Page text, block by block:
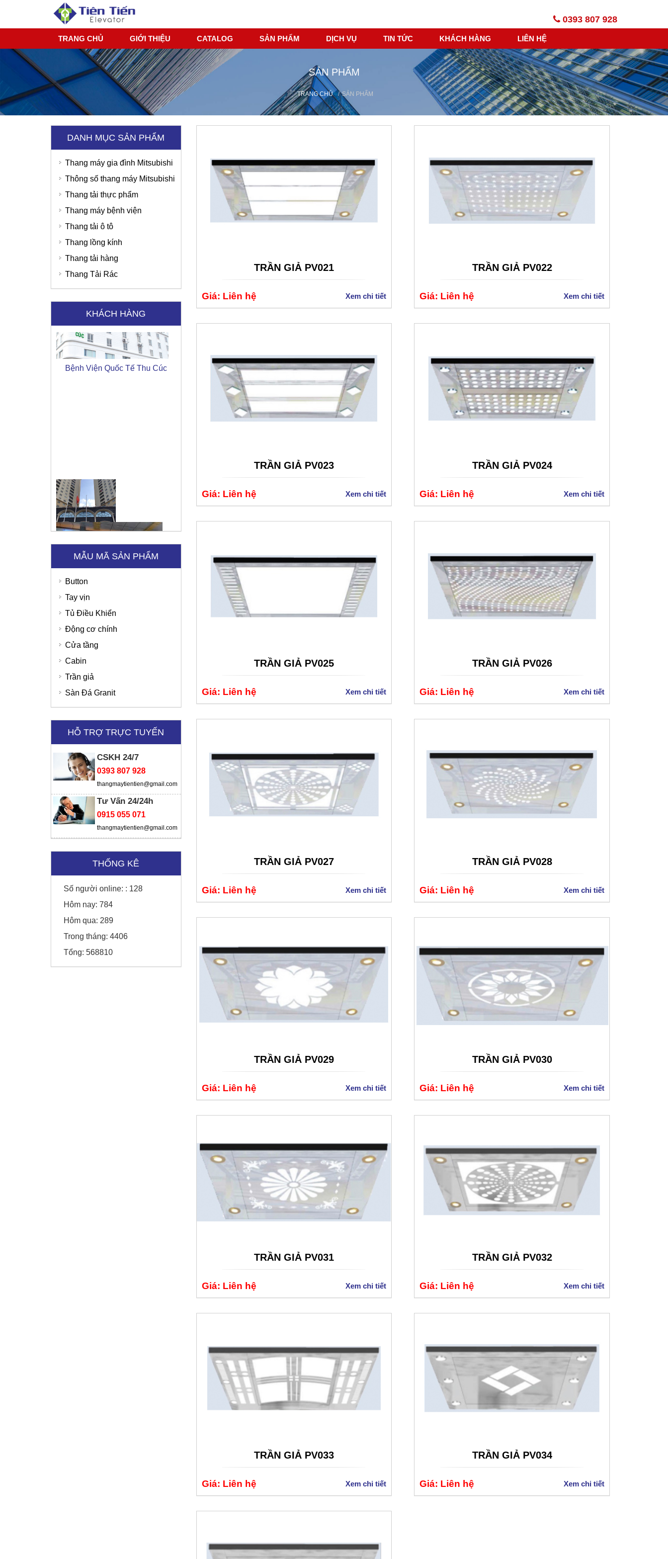
0393 807 928
TRANG CHỦ GIỚI THIỆU CATALOG SẢN PHẨM DỊCH VỤ TIN TỨC KHÁCH HÀNG LIÊN HỆ
SẢN PHẨM
TRANG CHỦ / SẢN PHẨM
TRẦN GIẢ PV021
Giá: Liên hệ Xem chi tiết
TRẦN GIẢ PV022
Giá: Liên hệ Xem chi tiết
TRẦN GIẢ PV023
Giá: Liên hệ Xem chi tiết
TRẦN GIẢ PV024
Giá: Liên hệ Xem chi tiết
TRẦN GIẢ PV025
Giá: Liên hệ Xem chi tiết
TRẦN GIẢ PV026
Giá: Liên hệ Xem chi tiết
TRẦN GIẢ PV027
Giá: Liên hệ Xem chi tiết
TRẦN GIẢ PV028
Giá: Liên hệ Xem chi tiết
TRẦN GIẢ PV029
Giá: Liên hệ Xem chi tiết
TRẦN GIẢ PV030
Giá: Liên hệ Xem chi tiết
TRẦN GIẢ PV031
Giá: Liên hệ Xem chi tiết
TRẦN GIẢ PV032
Giá: Liên hệ Xem chi tiết
TRẦN GIẢ PV033
Giá: Liên hệ Xem chi tiết
TRẦN GIẢ PV034
Giá: Liên hệ Xem chi tiết
DANH MỤC SẢN PHẨM
Thang máy gia đình Mitsubishi
Thông số thang máy Mitsubishi
Thang tải thực phẩm
Thang máy bệnh viện
Thang tải ô tô
Thang lồng kính
Thang tải hàng
Thang Tải Rác
KHÁCH HÀNG
Bệnh Viện Quốc Tế Thu Cúc
Tập đoàn Viettel
Ngân hàng SHB
SD Global Việt Nam
Sunny Hotel - Cao Bằng
Thời trang Torano - Tô Vĩnh Diện
Viện chiến lược
MẪU MÃ SẢN PHẨM
Button
Tay vịn
Tủ Điều Khiển
Động cơ chính
Cửa tầng
Cabin
Trần giả
Sàn Đá Granit
HỖ TRỢ TRỰC TUYẾN
CSKH 24/7
0393 807 928
thangmaytientien@gmail.com
Tư Vấn 24/24h
0915 055 071
thangmaytientien@gmail.com
THỐNG KÊ
Số người online: : 128
Hôm nay: 784
Hôm qua: 289
Trong tháng: 4406
Tổng: 568810